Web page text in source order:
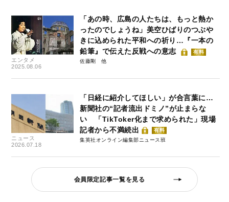
エンタメ
2025.08.06
「あの時、広島の人たちは、もっと熱か
ったのでしょうね」美空ひばりのつぶや
きに込められた平和への祈り…『一本の
鉛筆』で伝えた反戦への意志
有料
佐藤剛
ニュース
2026.07.18
「日経に紹介してほしい」が合言葉に…
新聞社の“記者流出ドミノ”が止まらな
い 「TikToker化まで求められた」現場
記者から不満続出
有料
集英社オンライン編集部ニュース班
会員限定記事一覧を見る